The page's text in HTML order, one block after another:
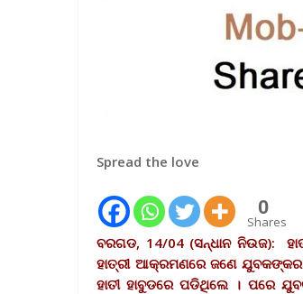
Spread the love
0
Shares
ବରଗଡ, 14/04 (ସନ୍ଧାନ ନିଉଜ):
ହାତ୍ରୀ ଆକ୍ରମଣରେ ଜଣେ ଯୁବକଙ୍କର
ହାତୀ ହାବୁଡରେ ପଡିଥିଲେ । ପରେ